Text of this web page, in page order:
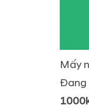
Mấy
Đang